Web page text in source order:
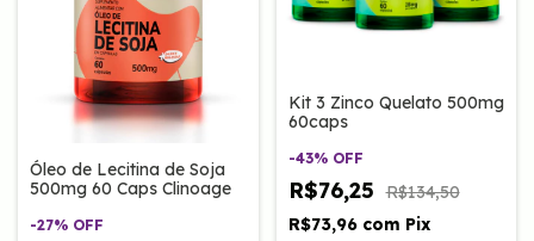
Óleo de Lecitina de Soja
500mg 60 Caps Clinoage
-27% OFF
Kit 3 Zinco Quelato 500mg
60caps
-43% OFF
R$76,25 R$134,50
R$73,96 com Pix